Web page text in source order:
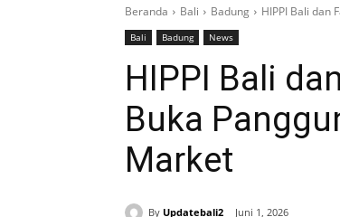
Beranda Bali Badung HIPPI Bali dan
Bali Badung News
HIPPI Bali
Buka
Market
By Updatebali2 Juni 1, 2026